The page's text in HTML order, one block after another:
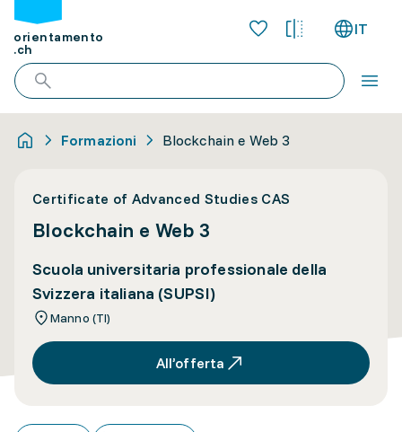
orientamento
.ch
IT
Formazioni Blockchain e Web 3
Certificate of Advanced Studies CAS
Blockchain e Web 3
Scuola universitaria professionale della
Svizzera italiana (SUPSI)
Manno (TI)
All’offerta